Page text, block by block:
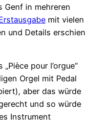
Genf in mehreren
mit vielen
und Details erschien
pour l’orgue“
Orgel mit Pedal
aber das würde
und so würde
Instrument